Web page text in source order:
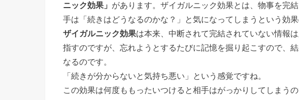
理テクニ
ック④
共通の趣
味が多い
深さがあ
ニック効果」 があります。ザイガルニック効果とは、物事を完
手は「続きはどうなるのかな？」と気になってしまうという効果
ザイガルニック効果は本来、中断されて完結されていない情報
指すのですが、忘れようとするたびに記憶を掘り起こすので、
なるのです。
「続きが分からないと気持ち悪い」という感覚ですね。
この効果は何度ももったいつけると相手はがっかりしてしまう